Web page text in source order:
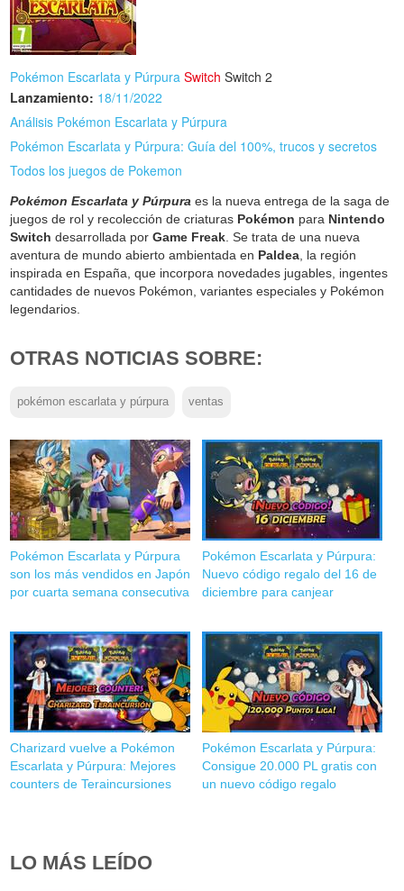
Pokémon Escarlata y Púrpura Switch Switch 2
Lanzamiento: 18/11/2022
Análisis Pokémon Escarlata y Púrpura
Pokémon Escarlata y Púrpura: Guía del 100%, trucos y secretos
Todos los juegos de Pokemon
Pokémon Escarlata y Púrpura es la nueva entrega de la saga de
juegos de rol y recolección de criaturas Pokémon para Nintendo
Switch desarrollada porGame Freak. Se trata de una nueva
aventura de mundo abierto ambientada en Paldea, la región
inspirada en España, que incorpora novedades jugables, ingentes
cantidades de nuevos Pokémon, variantes especiales y Pokémon
legendarios.
OTRAS NOTICIAS SOBRE:
pokémon escarlata y púrpura ventas
Pokémon Escarlata y Púrpura
son los más vendidos en Japón
por cuarta semana consecutiva
Pokémon Escarlata y Púrpura:
Nuevo código regalo del 16 de
diciembre para canjear
Charizard vuelve a Pokémon
Escarlata y Púrpura: Mejores
counters de Teraincursiones
Pokémon Escarlata y Púrpura:
Consigue 20.000 PL gratis con
un nuevo código regalo
LO MÁS LEÍDO